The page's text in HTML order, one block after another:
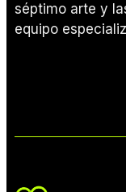
séptimo arte y
equipo